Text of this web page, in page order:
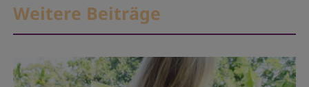
Weitere Beiträge